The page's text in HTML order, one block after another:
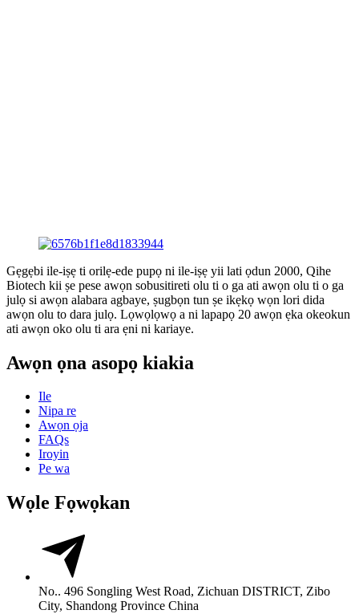
Gẹgẹbi ile-iṣẹ ti orilẹ-ede pupọ ni ile-iṣẹ yii lati ọdun 2000, Qihe
Biotech kii ṣe pese awọn sobusitireti olu ti o ga ati awọn olu ti o ga
julọ si awọn alabara agbaye, ṣugbọn tun ṣe ikẹkọ wọn lori dida
awọn olu to dara julọ. Lọwọlọwọ a ni lapapọ 20 awọn ẹka okeokun
ati awọn oko olu ti ara ẹni ni kariaye.
Awọn ọna asopọ kiakia
Ile
Nipa re
Awọn ọja
FAQs
Iroyin
Pe wa
Wọle Fọwọkan
No.. 496 Songling West Road, Zichuan DISTRICT, Zibo
City, Shandong Province China